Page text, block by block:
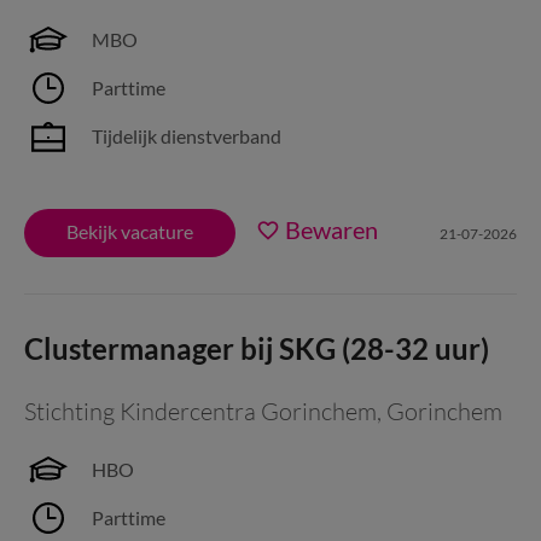
MBO
Parttime
Tijdelijk dienstverband
Bekijk vacature Bewaren 21-07-2026
Clustermanager bij SKG (28-32 uur)
Stichting Kindercentra Gorinchem, Gorinchem
HBO
Parttime